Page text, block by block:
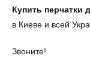
Купить перчатки
в Киеве и всей
Звоните!